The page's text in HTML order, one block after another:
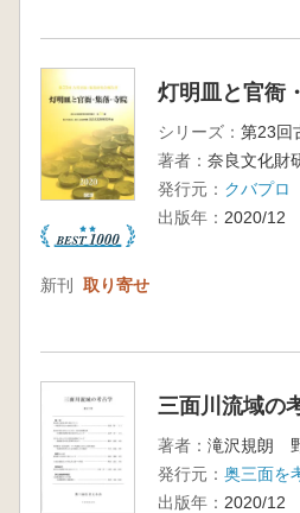
灯明皿と官衙
シリーズ：
著者： 奈良文化財
発行元： クバプロ
出版年： 2020/12
新刊 取り寄せ
三面川流域
著者： 滝沢規朗
発行元： 奥三面を
出版年： 2020/12